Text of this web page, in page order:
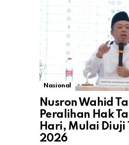
Nasional
Nusron Wahid
Peralihan Hak
Hari, Mulai Diuji
2026